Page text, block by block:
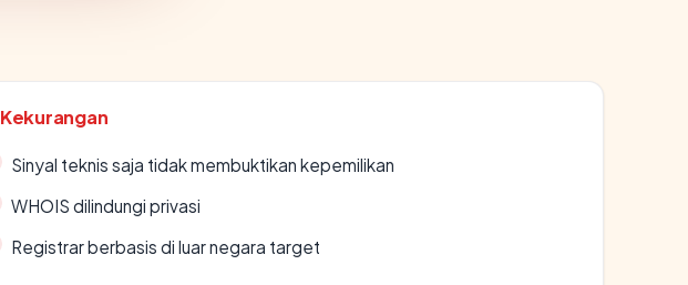
Kekurangan
Sinyal teknis saja tidak membuktikan kepemilikan
WHOIS dilindungi privasi
Registrar berbasis di luar negara target